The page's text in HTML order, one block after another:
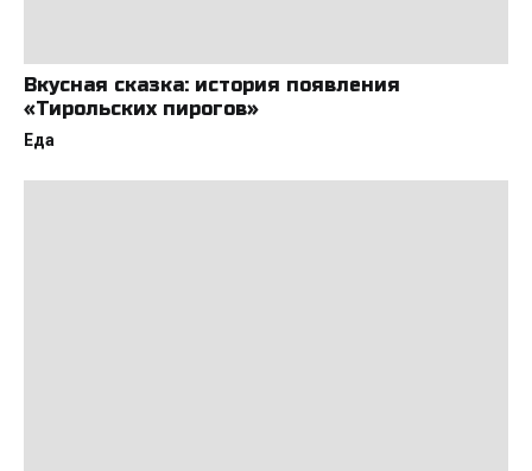
Вкусная сказка: история появления
«Тирольских пирогов»
Еда